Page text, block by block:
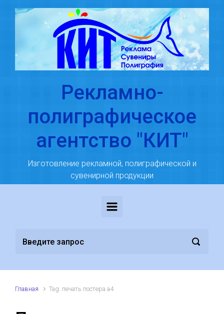
Skip to main content
Рекламно-
полиграфическое
агентство "КИТ"
Изготовление рекламной, полиграфической и
сувенирной продукции
Главная Tag: печать постера а4